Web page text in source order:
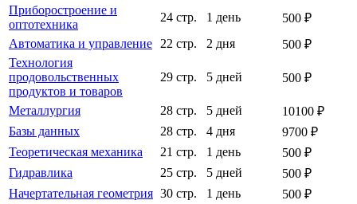
Приборостроение и
оптотехника
24 стр. 1 день
500 ₽
Автоматика и управление
22 стр. 2 дня
500 ₽
Технология
продовольственных
продуктов и товаров
29 стр. 5 дней 500 ₽
Металлургия 28 стр. 5 дней
10100 ₽
Базы данных
28 стр. 4 дня
9700 ₽
Теоретическая механика
21 стр. 1 день
500 ₽
Гидравлика
25 стр. 5 дней
500 ₽
Начертательная геометрия 30 стр. 1 день
500 ₽